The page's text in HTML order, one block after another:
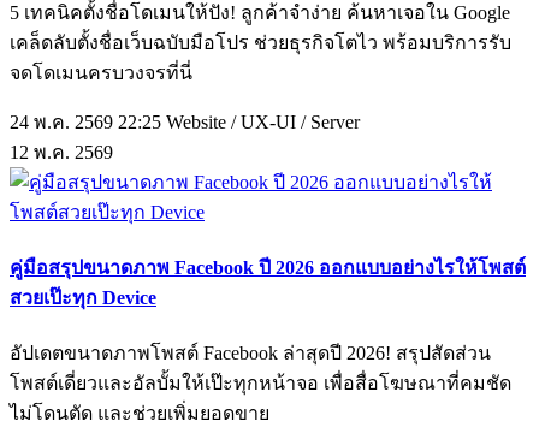
5 เทคนิคตั้งชื่อโดเมนให้ปัง! ลูกค้าจำง่าย ค้นหาเจอใน Google
เคล็ดลับตั้งชื่อเว็บฉบับมือโปร ช่วยธุรกิจโตไว พร้อมบริการรับ
จดโดเมนครบวงจรที่นี่
24 พ.ค. 2569 22:25 Website / UX-UI / Server
12 พ.ค. 2569
คู่มือสรุปขนาดภาพ Facebook ปี 2026 ออกแบบอย่างไรให้โพสต์
สวยเป๊ะทุก Device
อัปเดตขนาดภาพโพสต์ Facebook ล่าสุดปี 2026! สรุปสัดส่วน
โพสต์เดี่ยวและอัลบั้มให้เป๊ะทุกหน้าจอ เพื่อสื่อโฆษณาที่คมชัด
ไม่โดนตัด และช่วยเพิ่มยอดขาย